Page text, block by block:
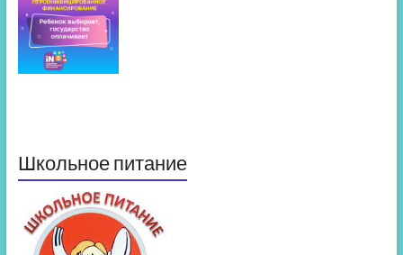
Школьное питание